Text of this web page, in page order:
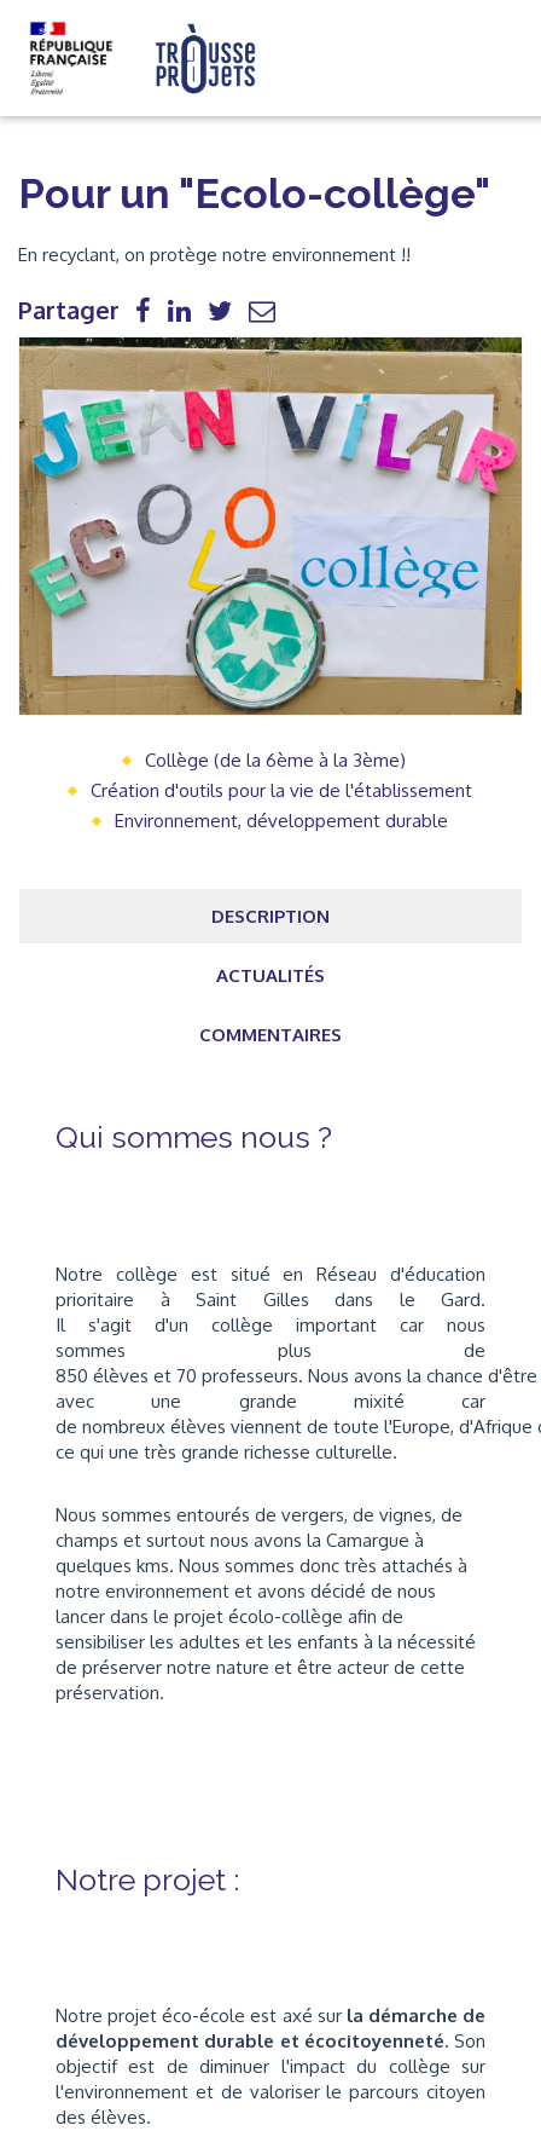
Pour un "Ecolo-collège"
En recyclant, on protège notre environnement !!
Partager
Collège (de la 6ème à la 3ème)
Création d'outils pour la vie de l'établissement
Environnement, développement durable
DESCRIPTION
ACTUALITÉS
COMMENTAIRES
Qui sommes nous ?
Notre collège est situé en Réseau d'éducation
prioritaire à Saint Gilles dans le Gard.
Il s'agit d'un collège important car nous
sommes plus de
850 élèves et 70 professeurs. Nous avons la chance
avec une grande mixité car
de nombreux élèves viennent de toute l'Europe, d'Afrique
ce qui une très grande richesse culturelle.
Nous sommes entourés de vergers, de vignes, de
champs et surtout nous avons la Camargue à
quelques kms. Nous sommes donc très attachés à
notre environnement et avons décidé de nous
lancer dans le projet écolo-collège afin de
sensibiliser les adultes et les enfants à la nécessité
de préserver notre nature et être acteur de cette
préservation.
Notre projet :
Notre projet éco-école est axé sur la démarche de
développement durable et écocitoyenneté. Son
objectif est de diminuer l'impact du collège sur
l'environnement et de valoriser le parcours citoyen
des élèves.